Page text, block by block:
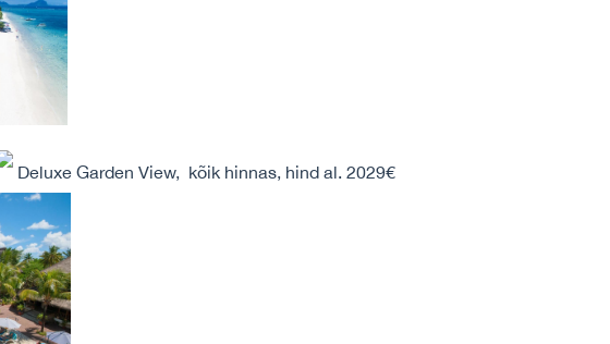
Deluxe Garden View, kõik hinnas, hind al. 2029€